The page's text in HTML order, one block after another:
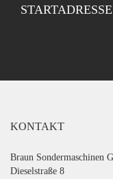
STARTADRESSE
KONTAKT
Braun Sondermaschinen
Dieselstraße 8